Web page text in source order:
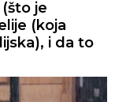
je
(koja
i da to